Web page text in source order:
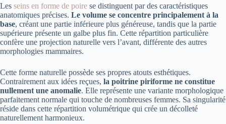
Les seins en forme de poire se distinguent par des caractéristiques
anatomiques précises. Le volume se concentre principalement à la
base, créant une partie inférieure plus généreuse, tandis que la partie
supérieure présente un galbe plus fin. Cette répartition particulière
confère une projection naturelle vers l’avant, différente des autres
morphologies mammaires.
Cette forme naturelle possède ses propres atouts esthétiques.
Contrairement aux idées reçues, la poitrine piriforme ne constitue
nullement une anomalie. Elle représente une variante morphologique
parfaitement normale qui touche de nombreuses femmes. Sa singularité
réside dans cette répartition volumétrique qui crée un décolleté
naturellement harmonieux.